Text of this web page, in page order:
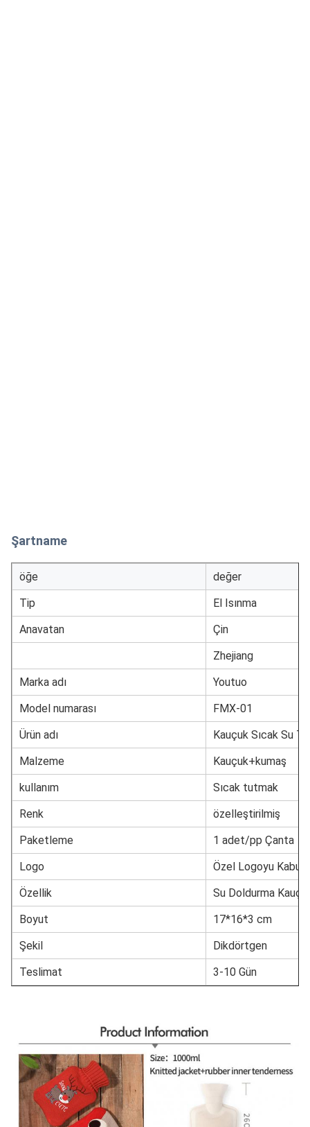
Şartname
öğe
değer
Tip
El Isınma
Anavatan
Çin
Zhejiang
Marka adı
Youtuo
Model numarası
FMX-01
Ürün adı
Kauçuk Sıcak Su
Malzeme
Kauçuk+kumaş
kullanım
Sıcak tutmak
Renk
özelleştirilmiş
Paketleme
1 adet/pp Çanta
Logo
Özel Logoyu Kabul
Özellik
Su Doldurma
Boyut
17*16*3 cm
Şekil
Dikdörtgen
Teslimat
3-10 Gün